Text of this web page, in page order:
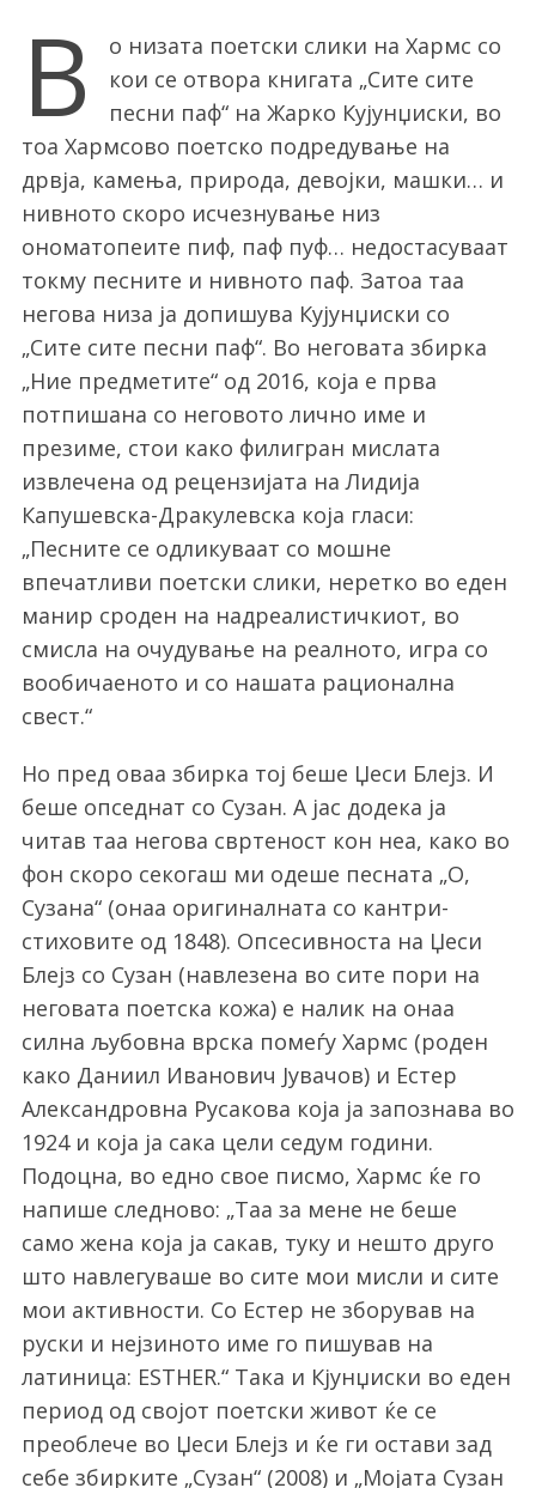
В
о низата поетски слики на Хармс со
кои се отвора книгата „Сите сите
песни паф“ на Жарко Кујунџиски, во
тоа Хармсово поетско подредување на
дрвја, камења, природа, девојки, машки… и
нивното скоро исчезнување низ
ономатопеите пиф, паф пуф… недостасуваат
токму песните и нивното паф. Затоа таа
негова низа ја допишува Кујунџиски со
„Сите сите песни паф“. Во неговата збирка
„Ние предметите“ од 2016, која е прва
потпишана со неговото лично име и
презиме, стои како филигран мислата
извлечена од рецензијата на Лидија
Капушевска-Дракулевска која гласи:
„Песните се одликуваат со мошне
впечатливи поетски слики, неретко во еден
манир сроден на надреалистичкиот, во
смисла на очудување на реалното, игра со
вообичаеното и со нашата рационална
свест.“
Но пред оваа збирка тој беше Џеси Блејз. И
беше опседнат со Сузан. А јас додека ја
читав таа негова свртеност кон неа, како во
фон скоро секогаш ми одеше песната „О,
Сузана“ (онаа оригиналната со кантри-
стиховите од 1848). Опсесивноста на Џеси
Блејз со Сузан (навлезена во сите пори на
неговата поетска кожа) е налик на онаа
силна љубовна врска помеѓу Хармс (роден
како Даниил Иванович Јувачов) и Естер
Александровна Русакова која ја запознава во
1924 и која ја сака цели седум години.
Подоцна, во едно свое писмо, Хармс ќе го
напише следново: „Таа за мене не беше
само жена која ја сакав, туку и нешто друго
што навлегуваше во сите мои мисли и сите
мои активности. Со Естер не зборував на
руски и нејзиното име го пишував на
латиница: ESTHER.“ Така и Кјунџиски во еден
период од својот поетски живот ќе се
преоблече во Џеси Блејз и ќе ги остави зад
себе збирките „Сузан“ (2008) и „Мојата Сузан